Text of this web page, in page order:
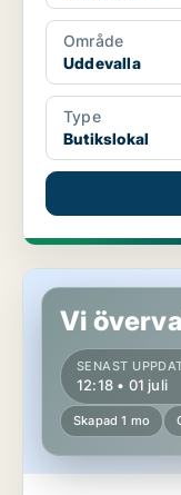
Område
Uddevalla
Type
Butikslokal
Butikslokal i
Vi
SENAST
12:18 • 01 juli
Skapad 1 mo